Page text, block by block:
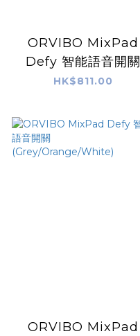
ORVIBO MixPad
Defy 智能語音開關
(四鍵)
HK$811.00
ORVIBO MixPad